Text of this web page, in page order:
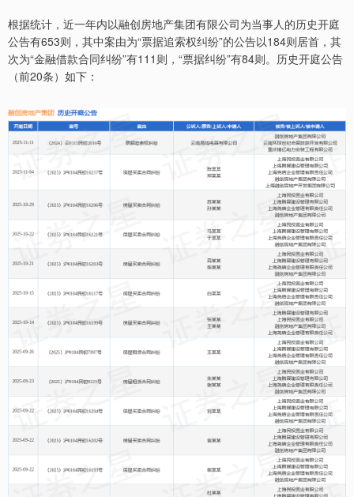
根据统计，近一年内以融创房地产集团有限公司为当事人的历史开庭
公告有653则，其中案由为“票据追索权纠纷”的公告以184则居首，其
次为“金融借款合同纠纷”有111则，“票据纠纷”有84则。历史开庭公告
（前20条）如下：